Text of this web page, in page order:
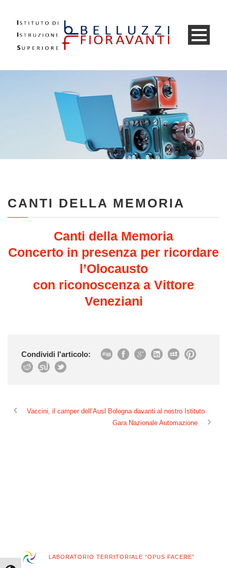
CANTI DELLA MEMORIA
Canti della Memoria
Concerto in presenza per ricordare
l’Olocausto
con riconoscenza a Vittore
Veneziani
Condividi l'articolo:
Vaccini, il camper dell’Ausl Bologna davanti al nostro Istituto
Gara Nazionale Automazione
LABORATORIO TERRITORIALE “OPUS FACERE”